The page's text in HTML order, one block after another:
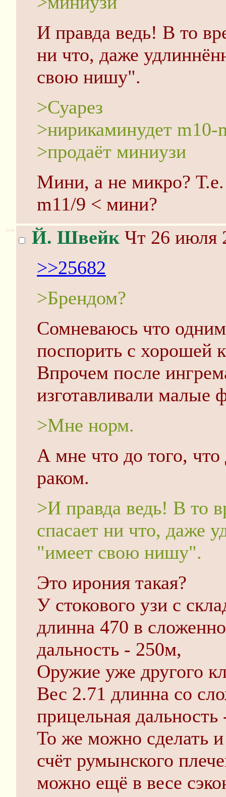
И правда ведь! В то
ни что, даже
свою нишу".
>Суарез
>нирикаминудет m10-
>продаёт миниузи
Мини, а не микро?
m11/9 < мини?
>> Й. Швейк Чт 26 июля
>>25682
>Брендом?
Сомневаюсь что
поспорить с хорошей
Впрочем после
изготавливали малые
>Мне норм.
А мне что до того, что
раком.
>И правда ведь! В то
спасает ни что, даже
"имеет свою нишу".
Это ирония такая?
У стокового узи с
длинна 470 в
дальность - 250м,
Оружие уже другого
Вес 2.71 длинна со
прицельная
То же можно сделать
счёт румынского
можно ещё в весе